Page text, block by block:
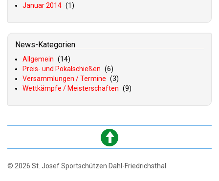
Januar 2014 (1)
News-Kategorien
Allgemein (14)
Preis- und Pokalschießen (6)
Versammlungen / Termine (3)
Wettkämpfe / Meisterschaften (9)
© 2026 St. Josef Sportschützen Dahl-Friedrichsthal